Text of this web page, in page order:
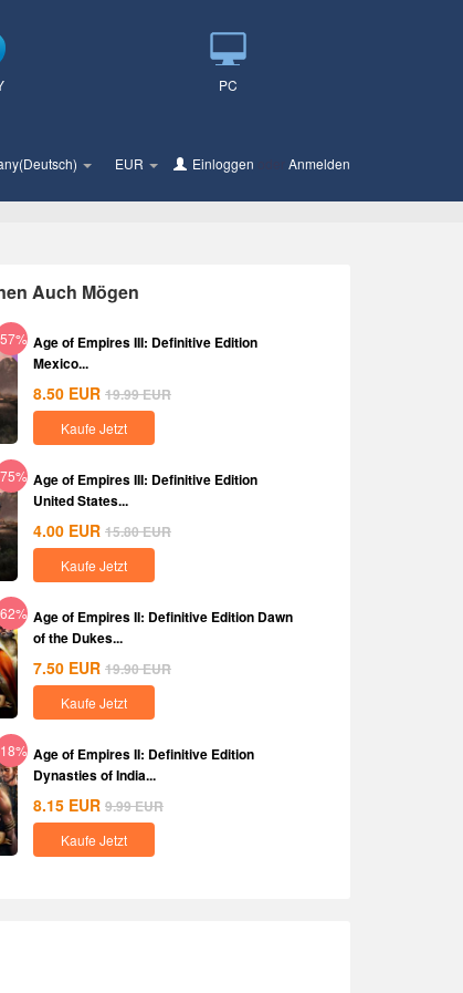
PC
EUR Einloggen Anmelden
Auch Mögen
Age of Empires III: Definitive Edition
Mexico...
8.50 EUR 19.99EUR
Kaufe Jetzt
Age of Empires III: Definitive Edition
United States...
4.00 EUR 15.80EUR
Kaufe Jetzt
Age of Empires II: Definitive Edition Dawn
of the Dukes...
7.50 EUR 19.90EUR
Kaufe Jetzt
Age of Empires II: Definitive Edition
Dynasties of India...
8.15 EUR 9.99EUR
Kaufe Jetzt